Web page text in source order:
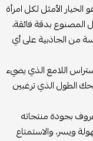
الخيار الأمثل لكل امرأة
المصنوع بدقة فائقة،
من الجاذبية على أي
اللامع الذي يضيء
الطول الذي ترغبين
بجودة منتجاته
ويسر، والاستمتاع